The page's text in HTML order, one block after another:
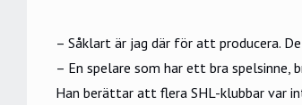
– Såklart är jag där för att producera.
– En spelare som har ett bra spelsinne,
Han berättar att flera SHL-klubbar var